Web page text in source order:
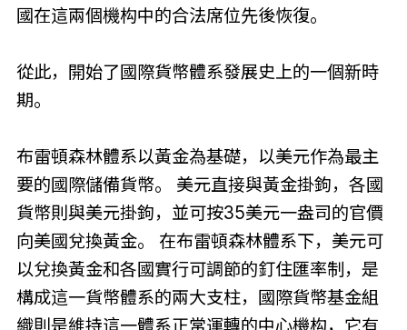
國在這兩個機构中的合法席位先後恢復。
從此，開始了國際貨幣體系發展史上的一個新時
期。
布雷頓森林體系以黃金為基礎，以美元作為最主
要的國際儲備貨幣。 美元直接與黃金掛鉤，各國
貨幣則與美元掛鉤，並可按35美元一盎司的官價
向美國兌換黃金。 在布雷頓森林體系下，美元可
以兌換黃金和各國實行可調節的釘住匯率制，是
構成這一貨幣體系的兩大支柱，國際貨幣基金組
織則是維持這一體系正常運轉的中心機构，它有